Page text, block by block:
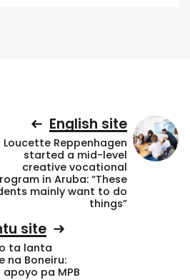
English site
Loucette Reppenhagen
started a mid-level
creative vocational
in Aruba: “These
mainly want to do
things”
site
ta lanta
na Boneiru:
pa MPB